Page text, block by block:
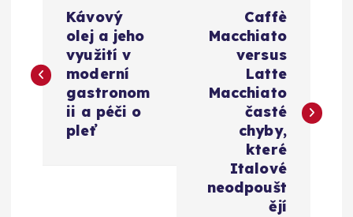
v
Kávový
olej a jeho
využití v
moderní
gastronom
ii a péči o
pleť
Caffè
Macchiato
versus
Latte
Macchiato
časté
chyby,
které
Italové
neodpoušt
ějí